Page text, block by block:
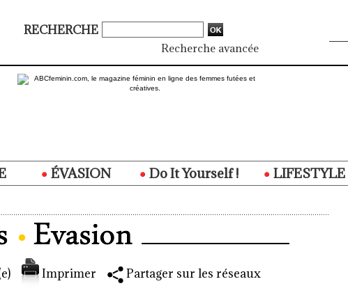
RECHERCHE
Recherche avancée
ÉVASION Do It Yourself ! LIFESTYLE
Imprimer Partager sur les réseaux